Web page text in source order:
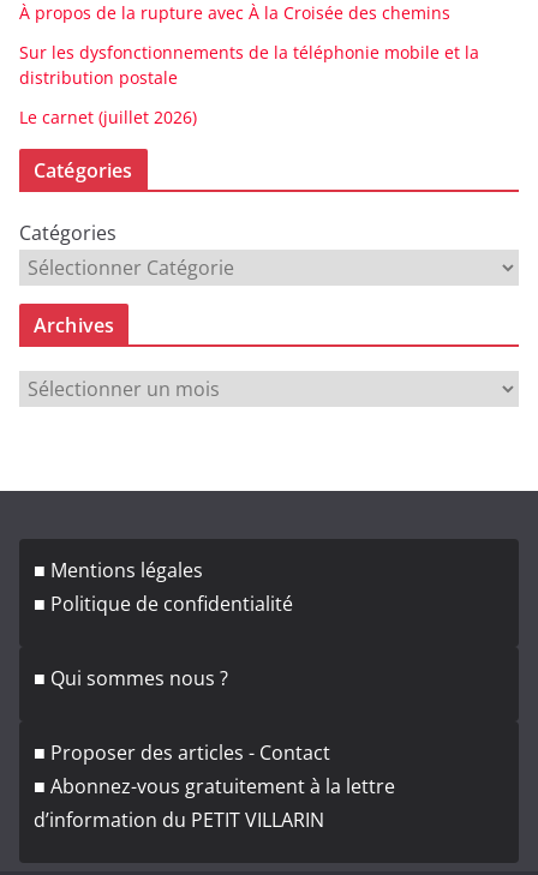
À propos de la rupture avec À la Croisée des chemins
Sur les dysfonctionnements de la téléphonie mobile et la
distribution postale
Le carnet (juillet 2026)
Catégories
Catégories
Archives
A
h
■ Mentions légales
■ Politique de confidentialité
■ Qui sommes nous ?
■ Proposer des articles - Contact
■ Abonnez-vous gratuitement à la lettre
d’information du PETIT VILLARIN